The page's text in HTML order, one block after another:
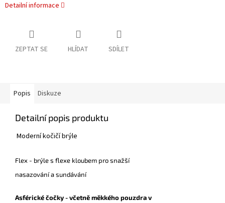
Detailní informace
ZEPTAT SE HLÍDAT SDÍLET
Popis Diskuze
Detailní popis produktu
Moderní kočičí brýle
Flex - brýle s flexe kloubem pro snažší
nasazování a sundávání
Asférické čočky - včetně měkkého pouzdra v